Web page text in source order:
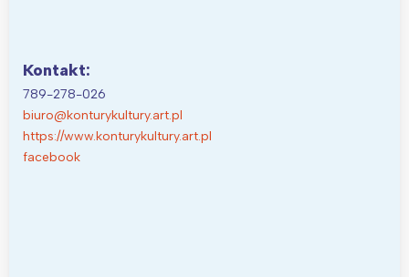
Kontakt:
789-278-026
biuro@konturykultury.art.pl
https://www.konturykultury.art.pl
facebook